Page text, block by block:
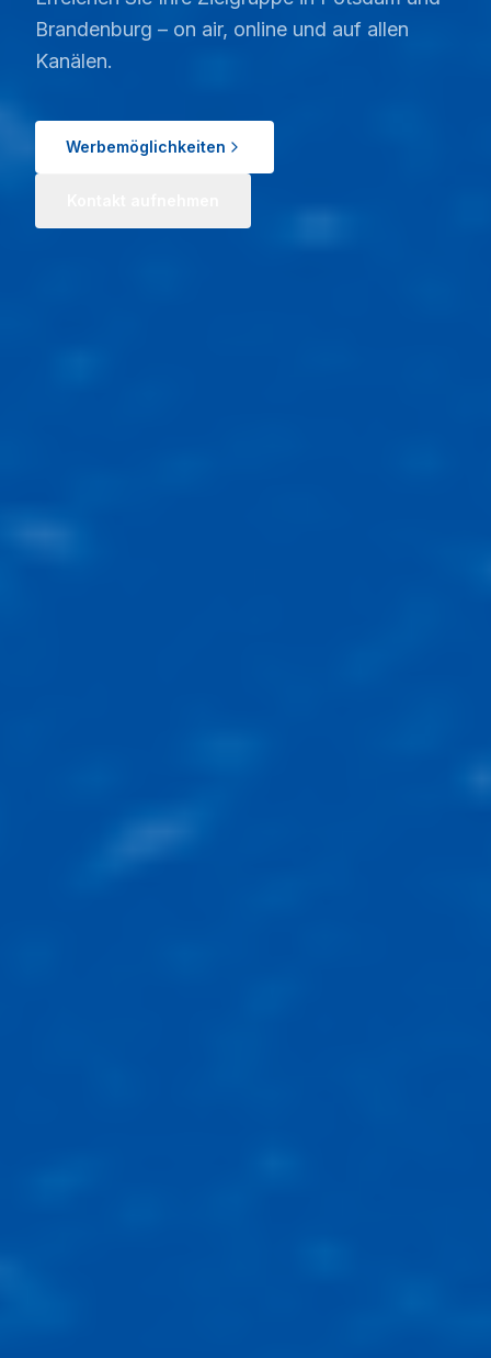
Brandenburg – on air, online und auf allen
Kanälen.
Werbemöglichkeiten